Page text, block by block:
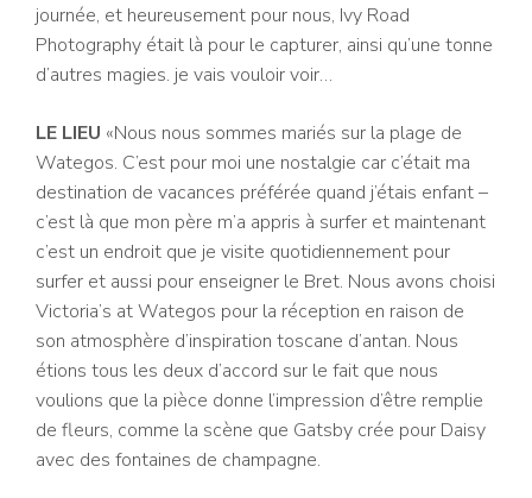
journée, et heureusement pour nous, Ivy Road
Photography était là pour le capturer, ainsi qu’une tonne
d’autres magies. je vais vouloir voir…
LE LIEU «Nous nous sommes mariés sur la plage de
Wategos. C’est pour moi une nostalgie car c’était ma
destination de vacances préférée quand j’étais enfant –
c’est là que mon père m’a appris à surfer et maintenant
c’est un endroit que je visite quotidiennement pour
surfer et aussi pour enseigner le Bret. Nous avons choisi
Victoria’s at Wategos pour la réception en raison de
son atmosphère d’inspiration toscane d’antan. Nous
étions tous les deux d’accord sur le fait que nous
voulions que la pièce donne l’impression d’être remplie
de fleurs, comme la scène que Gatsby crée pour Daisy
avec des fontaines de champagne.